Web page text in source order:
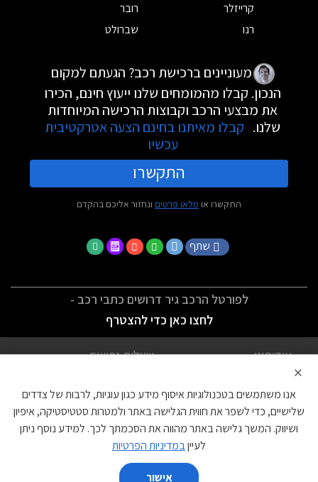
קרייזלר
רובר
רנו
שברולט
מעוניינים ברכישת רכב? הגעתם למקום
הנכון. קבלו מהמומחים שלנו ייעוץ חינם, הכירו
את מבצעי הרכב וקבוצות הרכישה המיוחדות
שלנו. קבלו מאיתנו בחינם הצעה אטרקטיבית
עכשיו
התקשרו
התקשרו או מלאו פרטים ונחזור אליכם בהקדם
שתף
לפורטל הרכב גיר דרושים כתבי רכב -
לחצו כאן כדי להצטרף
אודותינו
שאלות נפוצות
הצהרת נגישות
צור קשר
עוגיות
×
אנו משתמשים בטכנולוגיות איסוף מידע כגון עוגיות, לרבות של צדדים
שלישיים, כדי לשפר את חווית הגלישה באתר ולמטרות סטטיסטיקה, איפיון
ושיווק. המשך גלישה באתר מהווה את הסכמתך לכך. למידע נוסף ניתן
לעייןבמדיניות הפרטיות
אישור